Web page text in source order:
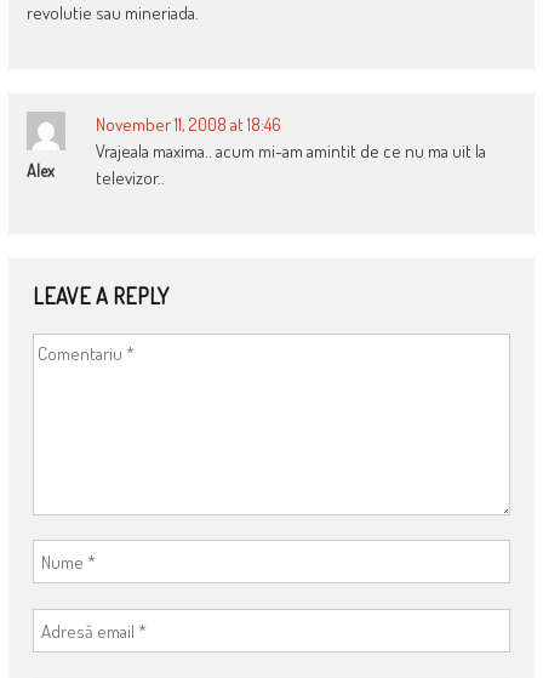
revolutie sau mineriada.
Alex
November 11, 2008 at 18:46
Vrajeala maxima.. acum mi-am amintit de ce nu ma uit la
televizor..
LEAVE A REPLY